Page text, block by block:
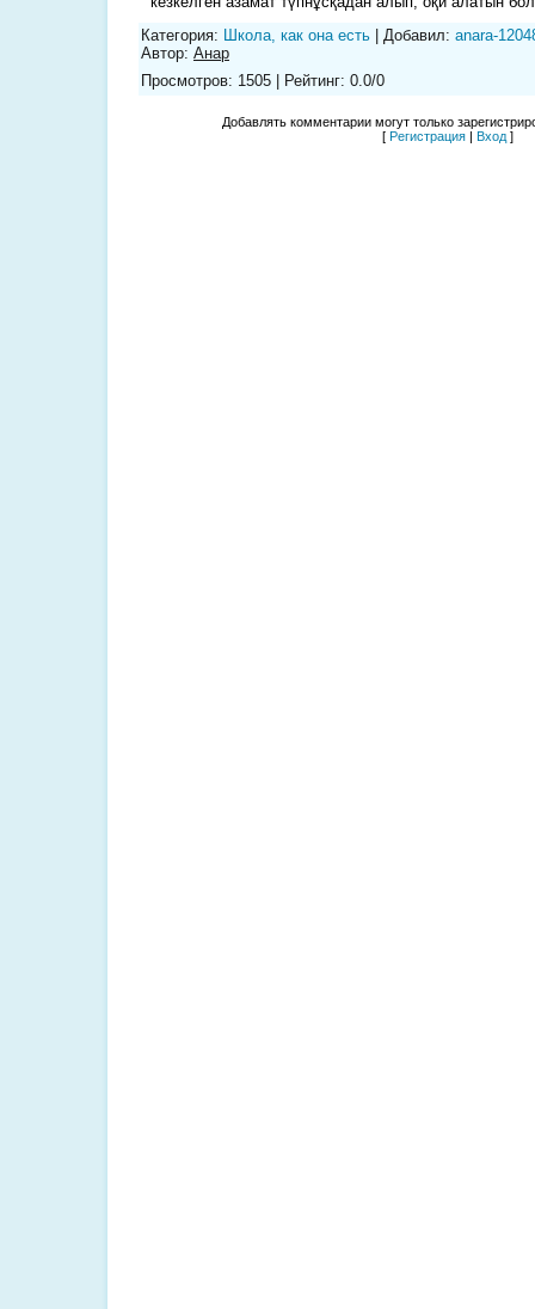
Категория: Школа, как она есть Добавил: anara-
Автор: Анар
Просмотров: 1505 Рейтинг: 0.0/0
Добавлять комментарии могут только
[ Регистрация | Вход ]